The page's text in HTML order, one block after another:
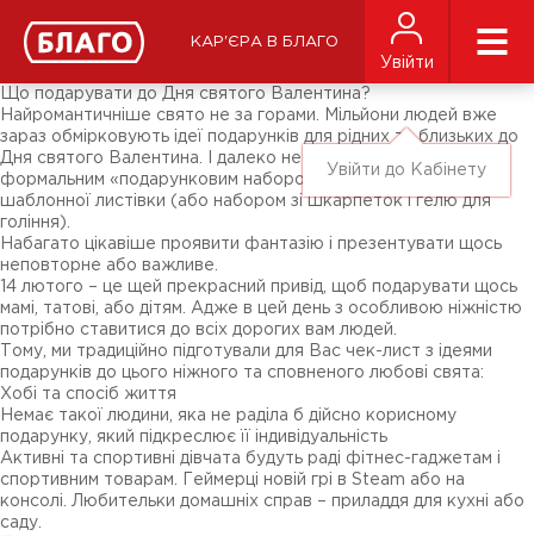
КАР'ЄРА В БЛАГО
Увійти
Увійти до Кабінету
ЗМІ про нас
Підписники соц-мереж
Ярмарки
Що подарувати до Дня святого Валентина?
Найромантичніше свято не за горами. Мільйони людей вже
зараз обмірковують ідеї подарунків для рідних та близьких до
Дня святого Валентина. І далеко не всі хочуть обмежитися
формальним «подарунковим набором» з квітів, шоколадки і
шаблонної листівки (або набором зі шкарпеток і гелю для
гоління).
Набагато цікавіше проявити фантазію і презентувати щось
неповторне або важливе.
14 лютого – це щей прекрасний привід, щоб подарувати щось
мамі, татові, або дітям. Адже в цей день з особливою ніжністю
потрібно ставитися до всіх дорогих вам людей.
Тому, ми традиційно підготували для Вас чек-лист з ідеями
подарунків до цього ніжного та сповненого любові свята:
Хобі та спосіб життя
Немає такої людини, яка не раділа б дійсно корисному
подарунку, який підкреслює її індивідуальність
Активні та спортивні дівчата будуть раді фітнес-гаджетам і
спортивним товарам. Геймерці новій грі в Steam або на
консолі. Любительки домашніх справ – приладдя для кухні або
саду.